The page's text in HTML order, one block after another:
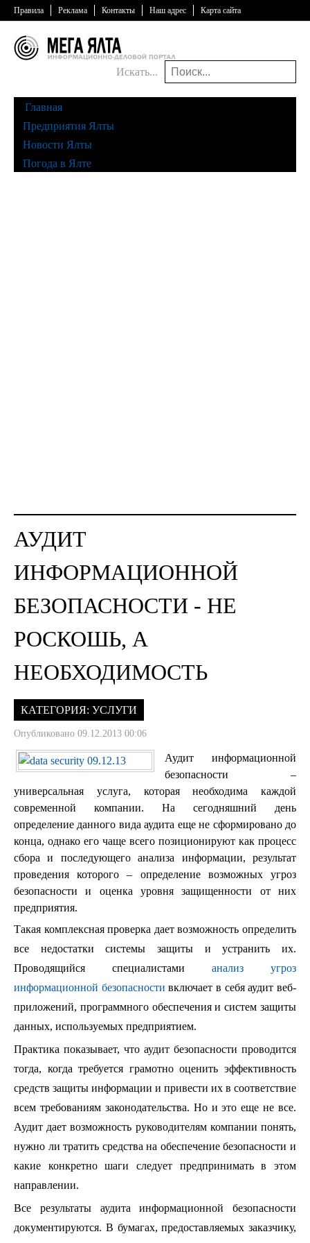
Правила Реклама Контакты Наш адрес Карта сайта
Искать...
Главная
Предприятия Ялты
Новости Ялты
Погода в Ялте
АУДИТ
ИНФОРМАЦИОННОЙ
БЕЗОПАСНОСТИ - НЕ
РОСКОШЬ, А
НЕОБХОДИМОСТЬ
КАТЕГОРИЯ: УСЛУГИ
Опубликовано 09.12.2013 00:06
Аудит информационной
безопасности –
универсальная услуга, которая необходима каждой
современной компании. На сегодняшний день
определение данного вида аудита еще не сформировано до
конца, однако его чаще всего позиционируют как процесс
сбора и последующего анализа информации, результат
проведения которого – определение возможных угроз
безопасности и оценка уровня защищенности от них
предприятия.
Такая комплексная проверка дает возможность определить
все недостатки системы защиты и устранить их.
Проводящийся специалистами анализ угроз
информационной безопасности включает в себя аудит веб-
приложений, программного обеспечения и систем защиты
данных, используемых предприятием.
Практика показывает, что аудит безопасности проводится
тогда, когда требуется грамотно оценить эффективность
средств защиты информации и привести их в соответствие
всем требованиям законодательства. Но и это еще не все.
Аудит дает возможность руководителям компании понять,
нужно ли тратить средства на обеспечение безопасности и
какие конкретно шаги следует предпринимать в этом
направлении.
Все результаты аудита информационной безопасности
документируются. В бумагах, предоставляемых заказчику,